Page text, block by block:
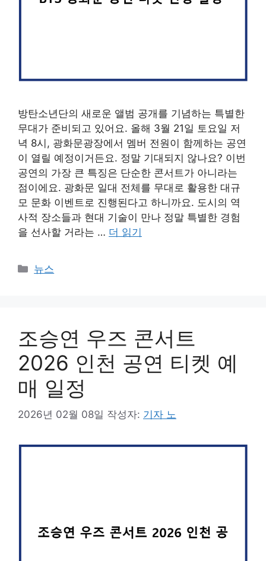
방탄소년단의 새로운 앨범 공개를 기념하는 특별한
무대가 준비되고 있어요. 올해 3월 21일 토요일 저
녁 8시, 광화문광장에서 멤버 전원이 함께하는 공연
이 열릴 예정이거든요. 정말 기대되지 않나요? 이번
공연의 가장 큰 특징은 단순한 콘서트가 아니라는
점이에요. 광화문 일대 전체를 무대로 활용한 대규
모 문화 이벤트로 진행된다고 하니까요. 도시의 역
사적 장소들과 현대 기술이 만나 정말 특별한 경험
을 선사할 거라는 … 더 읽기
카
뉴스
조승연 우즈 콘서트
2026 인천 공연 티켓 예
매 일정
2026년 02월 08일 작성자: 기자 노